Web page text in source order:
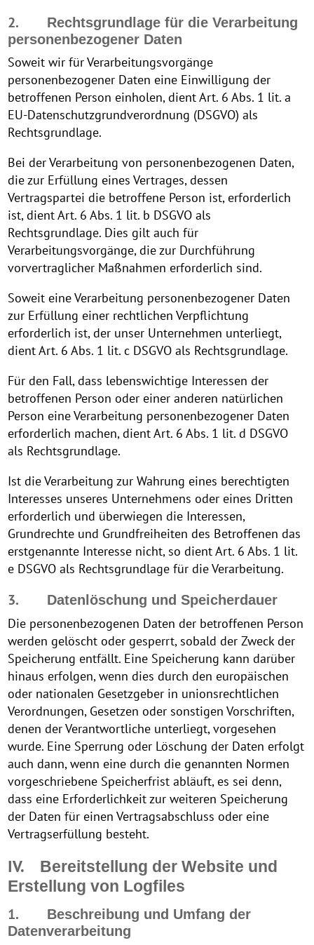
2.
Rechtsgrundlage für die Verarbeitung
personenbezogener Daten
Soweit wir für Verarbeitungsvorgänge
personenbezogener Daten eine Einwilligung der
betroffenen Person einholen, dient Art. 6 Abs. 1 lit. a
EU-Datenschutzgrundverordnung (DSGVO) als
Rechtsgrundlage.
Bei der Verarbeitung von personenbezogenen Daten,
die zur Erfüllung eines Vertrages, dessen
Vertragspartei die betroffene Person ist, erforderlich
ist, dient Art. 6 Abs. 1 lit. b DSGVO als
Rechtsgrundlage. Dies gilt auch für
Verarbeitungsvorgänge, die zur Durchführung
vorvertraglicher Maßnahmen erforderlich sind.
Soweit eine Verarbeitung personenbezogener Daten
zur Erfüllung einer rechtlichen Verpflichtung
erforderlich ist, der unser Unternehmen unterliegt,
dient Art. 6 Abs. 1 lit. c DSGVO als Rechtsgrundlage.
Für den Fall, dass lebenswichtige Interessen der
betroffenen Person oder einer anderen natürlichen
Person eine Verarbeitung personenbezogener Daten
erforderlich machen, dient Art. 6 Abs. 1 lit. d DSGVO
als Rechtsgrundlage.
Ist die Verarbeitung zur Wahrung eines berechtigten
Interesses unseres Unternehmens oder eines Dritten
erforderlich und überwiegen die Interessen,
Grundrechte und Grundfreiheiten des Betroffenen das
erstgenannte Interesse nicht, so dient Art. 6 Abs. 1 lit.
e DSGVO als Rechtsgrundlage für die Verarbeitung.
3. Datenlöschung und Speicherdauer
Die personenbezogenen Daten der betroffenen Person
werden gelöscht oder gesperrt, sobald der Zweck der
Speicherung entfällt. Eine Speicherung kann darüber
hinaus erfolgen, wenn dies durch den europäischen
oder nationalen Gesetzgeber in unionsrechtlichen
Verordnungen, Gesetzen oder sonstigen Vorschriften,
denen der Verantwortliche unterliegt, vorgesehen
wurde. Eine Sperrung oder Löschung der Daten erfolgt
auch dann, wenn eine durch die genannten Normen
vorgeschriebene Speicherfrist abläuft, es sei denn,
dass eine Erforderlichkeit zur weiteren Speicherung
der Daten für einen Vertragsabschluss oder eine
Vertragserfüllung besteht.
IV.
Bereitstellung der Website und
Erstellung von Logfiles
1.
Beschreibung und Umfang der
Datenverarbeitung